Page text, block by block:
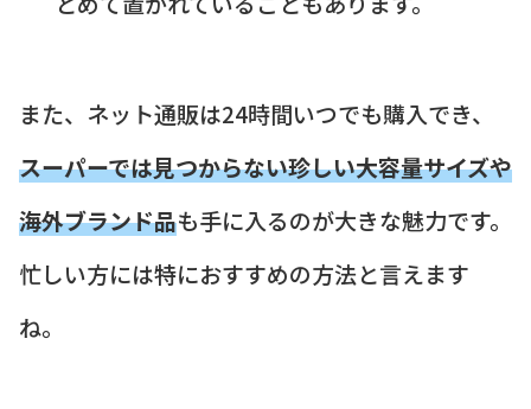
また、ネット通販は24時間いつでも購入でき、
スーパーでは見つからない珍しい大容量サイズや
海外ブランド品も手に入るのが大きな魅力です。
忙しい方には特におすすめの方法と言えます
ね。